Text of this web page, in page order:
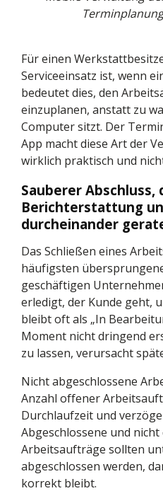
Für einen
Serviceeinsatz ist, wenn
bedeutet dies, den
einzuplanen, anstatt zu
Computer sitzt. Der
App macht diese Art der
wirklich praktisch und
Sauberer Abschluss,
Berichterstattung
durcheinander
Das Schließen eines
häufigsten
geschäftigen
erledigt, der Kunde geht,
bleibt oft als „In
Moment nicht dringend
zu lassen, verursacht
Nicht abgeschlossene
Anzahl offener
Durchlaufzeit und
Abgeschlossene und
Arbeitsaufträge sollten
abgeschlossen werden,
korrekt bleibt.